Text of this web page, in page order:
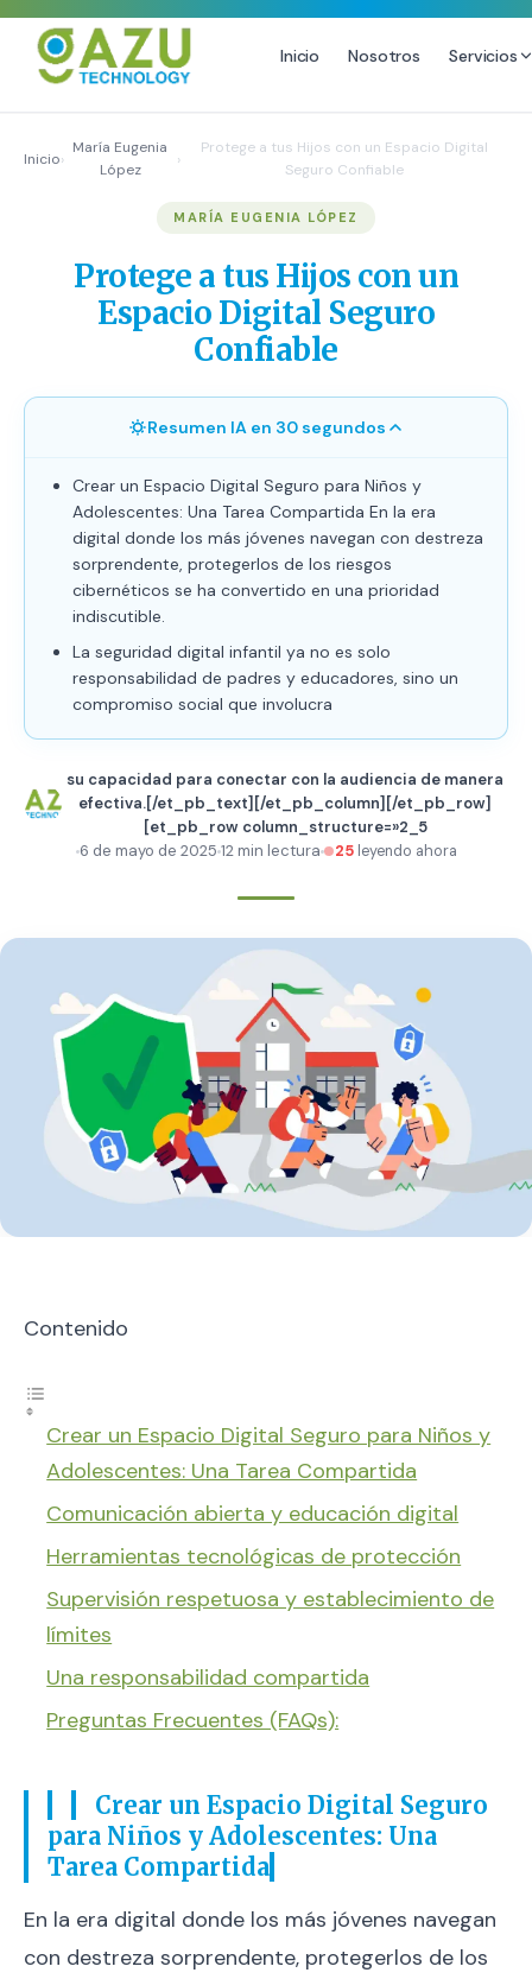
Inicio Nosotros Servicios
Email Marketing y SMS
Growth Youtube ↗
Producción de Videos
Inicio›
María Eugenia
López
›
Protege a tus Hijos con un Espacio Digital
Seguro Confiable
MARÍA EUGENIA LÓPEZ
Protege a tus Hijos con un
Espacio Digital Seguro
Confiable
Resumen IA en 30 segundos
Crear un Espacio Digital Seguro para Niños y
Adolescentes: Una Tarea Compartida En la era
digital donde los más jóvenes navegan con destreza
sorprendente, protegerlos de los riesgos
cibernéticos se ha convertido en una prioridad
indiscutible.
La seguridad digital infantil ya no es solo
responsabilidad de padres y educadores, sino un
compromiso social que involucra
su capacidad para conectar con la audiencia de manera
efectiva.[/et_pb_text][/et_pb_column][/et_pb_row]
[et_pb_row column_structure=»2_5
6 de mayo de 2025 12 min lectura 25 leyendo ahora
Contenido
Crear un Espacio Digital Seguro para Niños y
Adolescentes: Una Tarea Compartida
Comunicación abierta y educación digital
Herramientas tecnológicas de protección
Supervisión respetuosa y establecimiento de
límites
Una responsabilidad compartida
Preguntas Frecuentes (FAQs):
Crear un Espacio Digital Seguro
para Niños y Adolescentes: Una
Tarea Compartida
En la era digital donde los más jóvenes navegan
con destreza sorprendente, protegerlos de los